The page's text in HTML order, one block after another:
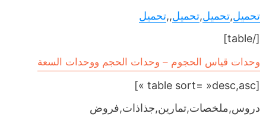
تحميل,تحميل,تحميل,,تحميل
[/table]
وحدات قياس الحجوم – وحدات الحجم ووحدات السعة
[table sort= »desc,asc »]
دروس,ملخصات,تمارين,جذاذات,فروض